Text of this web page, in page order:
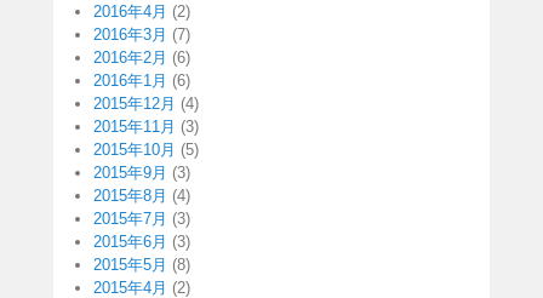
2016年4月 (2)
2016年3月 (7)
2016年2月 (6)
2016年1月 (6)
2015年12月 (4)
2015年11月 (3)
2015年10月 (5)
2015年9月 (3)
2015年8月 (4)
2015年7月 (3)
2015年6月 (3)
2015年5月 (8)
2015年4月 (2)